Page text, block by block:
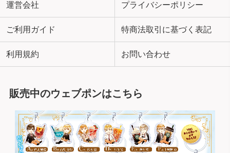
運営会社 プライバシーポリシー
ご利用ガイド 特商法取引に基づく表記
利用規約 お問い合わせ
販売中のウェブポンはこちら